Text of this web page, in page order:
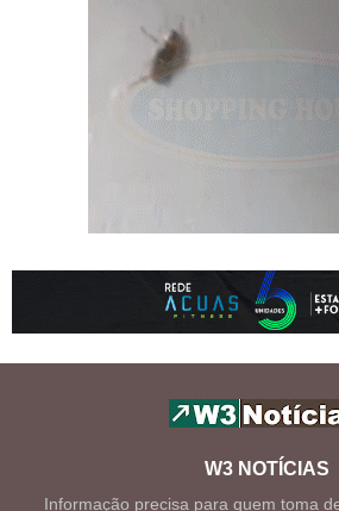
W3 NOTÍCIAS
Informação precisa para quem toma